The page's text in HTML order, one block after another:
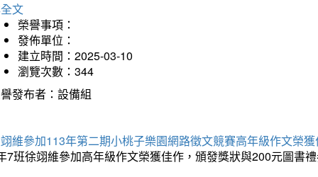
文
榮譽事項：
發佈單位：
建立時間：2025-03-10
瀏覽次數：344
發布者：設備組
維參加113年第二期小桃子樂園網路徵文競賽高年級作文榮
7班徐翊維參加高年級作文榮獲佳作，頒發獎狀與200元圖書